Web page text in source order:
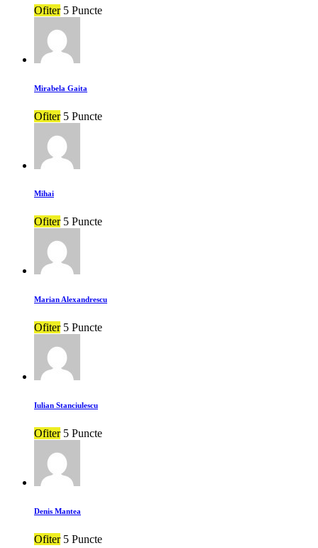
Ofiter 5 Puncte
Mirabela Gaita
Ofiter 5 Puncte
Mihai
Ofiter 5 Puncte
Marian Alexandrescu
Ofiter 5 Puncte
Iulian Stanciulescu
Ofiter 5 Puncte
Denis Mantea
Ofiter 5 Puncte